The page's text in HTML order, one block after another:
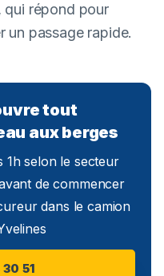
qui répond pour
un passage rapide.
tout
aux berges
1h selon le secteur
de commencer
dans le camion
51